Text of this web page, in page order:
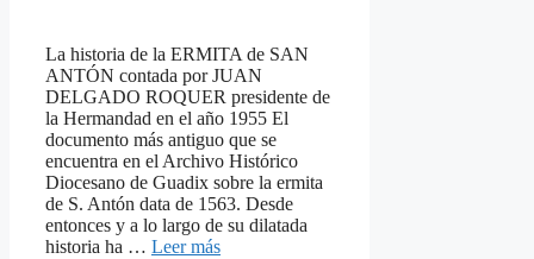
La historia de la ERMITA de SAN
ANTÓN contada por JUAN
DELGADO ROQUER presidente de
la Hermandad en el año 1955 El
documento más antiguo que se
encuentra en el Archivo Histórico
Diocesano de Guadix sobre la ermita
de S. Antón data de 1563. Desde
entonces y a lo largo de su dilatada
historia ha … Leer más